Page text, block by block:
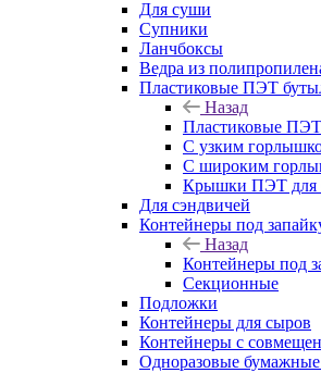
Для суши
Супники
Ланчбоксы
Ведра из
Пластиковые ПЭТ
Назад
Пластиковые
С узким
С широким
Крышки ПЭТ для
Для сэндвичей
Контейнеры под
Назад
Контейнеры под
Секционные
Подложки
Контейнеры для сыров
Контейнеры с
Одноразовые